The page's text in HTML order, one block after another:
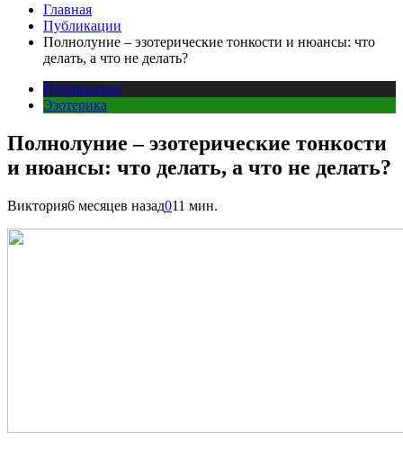
Главная
Публикации
Полнолуние – эзотерические тонкости и нюансы: что
делать, а что не делать?
Публикации
Эзотерика
Полнолуние – эзотерические тонкости
и нюансы: что делать, а что не делать?
Виктория6 месяцев назад011 мин.